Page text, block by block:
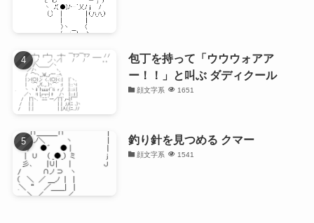
包丁を持って「ウウウォアア
ー！！」と叫ぶ ダディクール
顔文字系 1651
釣り針を見つめる クマー
顔文字系 1541